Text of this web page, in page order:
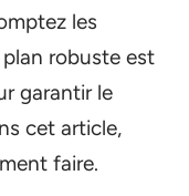
les
robuste est
garantir le
cet article,
faire.